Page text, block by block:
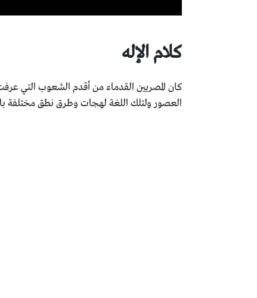
كلام الإله
كان المصريين القدماء من أقدم الشعوب التي
العصور ولتلك اللغة لهجات وطرق نطق مختلفة